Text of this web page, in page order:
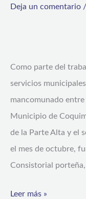
Deja un comentario /
Como parte del
servicios
mancomunado
Municipio de
de la Parte Alta y el
el mes de octubre,
Consistorial
durante
Leer más »